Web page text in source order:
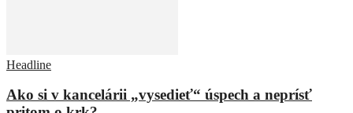
Headline
Ako si v kancelárii „vysedieť“ úspech a neprísť